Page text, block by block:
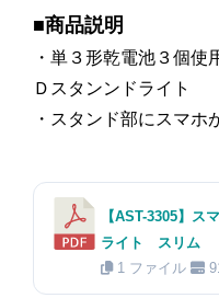
■商品説明
・単３形乾電池３個使
Ｄスタンンドライト
・スタンド部にスマホ
【AST-3305】ス
ライト スリム
1 ファイル